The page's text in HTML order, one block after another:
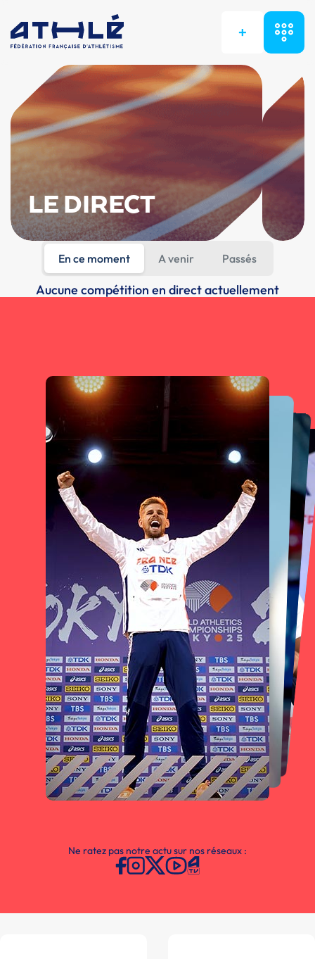
+
LE DIRECT
En ce moment A venir Passés
Aucune compétition en direct actuellement
Ne ratez pas notre actu sur nos réseaux :